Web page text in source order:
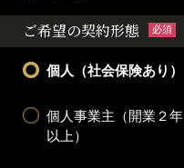
ご希望の契約形態 必須
個人（社会保険あり）
個人事業主（開業２年
以上）